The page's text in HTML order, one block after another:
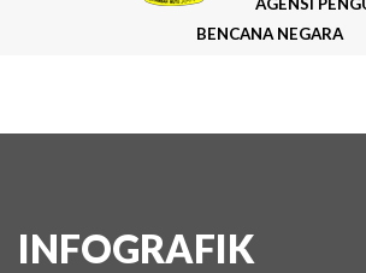
BENCANA NEGARA
INFOGRAFIK